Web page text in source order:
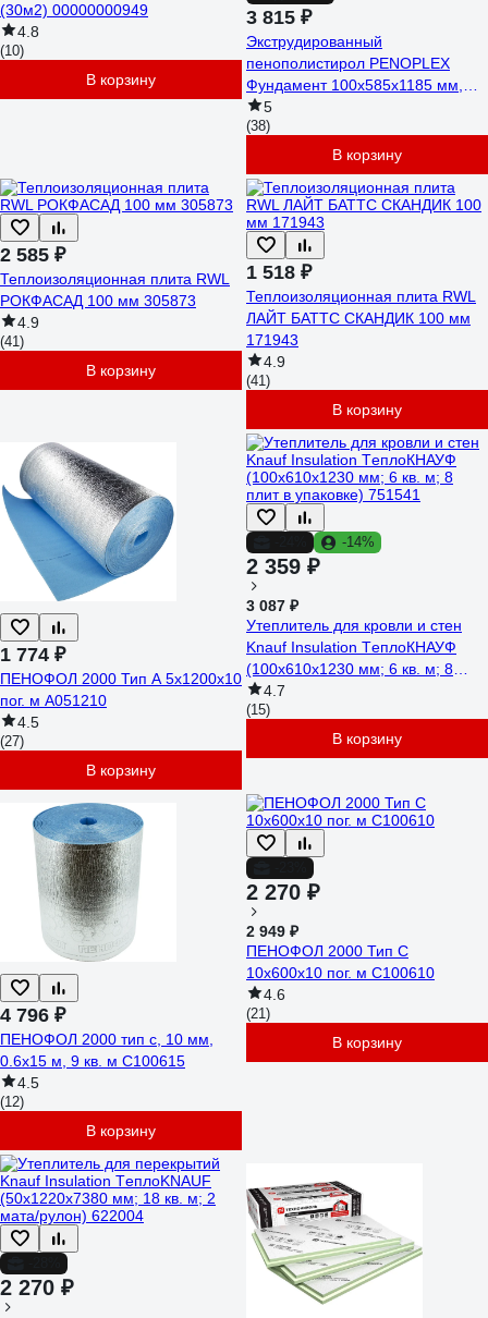
(30м2) 00000000949
4.8
(10)
В корзину
3 815 ₽
Экструдированный
пенополистирол PENOPLEX
Фундамент 100x585x1185 мм,
упаковка 4 шт. TU0-0002287
5
(38)
В корзину
2 585 ₽
Теплоизоляционная плита RWL
РОКФАСАД 100 мм 305873
4.9
(41)
В корзину
1 518 ₽
Теплоизоляционная плита RWL
ЛАЙТ БАТТС СКАНДИК 100 мм
171943
4.9
(41)
В корзину
1 774 ₽
ПЕНОФОЛ 2000 Тип А 5x1200x10
пог. м А051210
4.5
(27)
В корзину
-14%
2 359 ₽
3 087 ₽
Утеплитель для кровли и стен
Knauf Insulation TеплоКНАУФ
(100x610x1230 мм; 6 кв. м; 8
плит в упаковке) 751541
4.7
(15)
В корзину
4 796 ₽
ПЕНОФОЛ 2000 тип с, 10 мм,
0.6х15 м, 9 кв. м С100615
4.5
(12)
В корзину
2 270 ₽
2 949 ₽
ПЕНОФОЛ 2000 Тип С
10x600x10 пог. м С100610
4.6
(21)
В корзину
2 270 ₽